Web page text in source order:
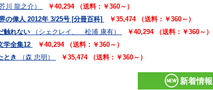
芥川 龍之介）
￥40,294 （送料：￥360～）
の偉人 2012年 3/25号 [分冊百科]
￥35,474 （送料：￥360～）
触れない
（シェクレイ、 松浦 康有）
￥40,294 （送料：￥360～）
学全集12
￥40,294 （送料：￥360～）
とき
（森 忠明） ￥35,474 （送料：￥360～）
新着情報